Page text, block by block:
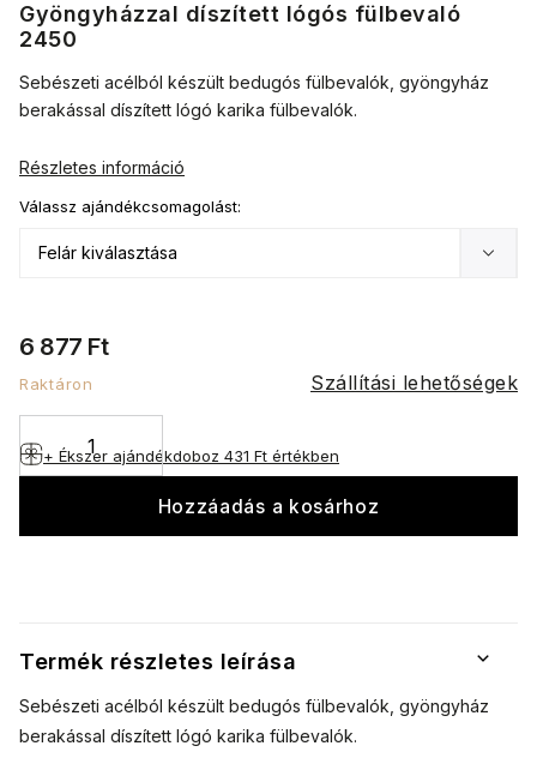
Gyöngyházzal díszített lógós fülbevaló
2450
6 877 Ft
Raktáron Szállítási lehetőségek
Válassz ajándékcsomagolást:
Hozzáadás a kosárhoz
+ Ékszer ajándékdoboz 431 Ft értékben
Sebészeti acélból készült bedugós fülbevalók, gyöngyház
berakással díszített lógó karika fülbevalók.
Részletes információ
Termék részletes leírása
Sebészeti acélból készült bedugós fülbevalók, gyöngyház
berakással díszített lógó karika fülbevalók.